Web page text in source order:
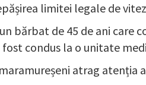
limitei legale de
de 45 de ani care
condus la o unitate
atrag